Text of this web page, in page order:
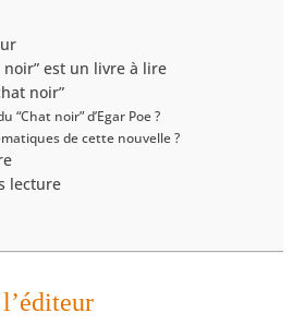
est un livre à lire
noir”
“Chat noir” d’Egar Poe ?
de cette nouvelle ?
lecture